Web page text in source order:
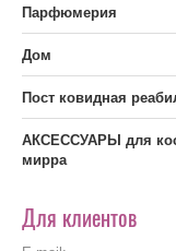
Парфюмерия
Дом
Пост ковидная
АКСЕССУАРЫ для
мирра
Для клиентов